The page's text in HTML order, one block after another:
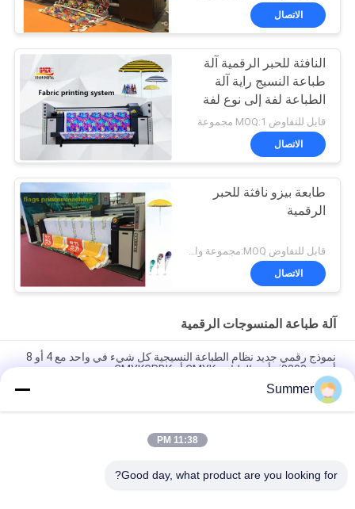
الاتصال
النافثة للحبر الرقمية آلة
طباعة النسيج راية آلة
الطباعة لفة إلى نوع لفة
قابل للتفاوض MOQ:1 مجموعة
الاتصال
طابعة بيزو نافثة للحبر
الرقمية
الاتصال
آلة طباعة المنسوجات الرقمية
نموذج رقمي جديد نظام الطباعة النسيجية كل شيء في واحد مع 4 أو 8
أجهزة i3200 رأس الطباعة CMYK أو CMYKGRBK
الرقمية 3200mm
كل شيء في واحد مطبعة رقمية بوليستر مطبعة التخفيف المباشر
Summer
11:38 PM
Good day, what product are you looking for?